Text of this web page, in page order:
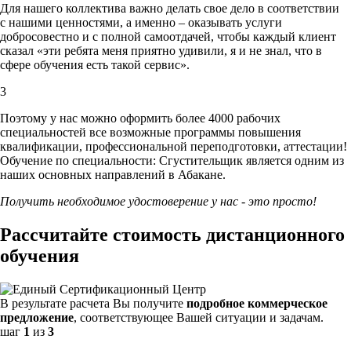
Для нашего коллектива важно делать свое дело в соответствии
с нашими ценностями, а именно – оказывать услуги
добросовестно и с полной самоотдачей, чтобы каждый клиент
сказал «эти ребята меня приятно удивили, я и не знал, что в
сфере обучения есть такой сервис».
3
Поэтому у нас можно оформить более 4000 рабочих
специальностей все возможные программы повышения
квалификации, профессиональной переподготовки, аттестации!
Обучение по специальности: Сгустительщик является одним из
наших основных направлений в Абакане.
Получить необходимое удостоверение у нас - это просто!
Рассчитайте стоимость дистанционного
обучения
В результате расчета Вы получите подробное коммерческое
предложение, соответствующее Вашей ситуации и задачам.
шаг 1 из 3